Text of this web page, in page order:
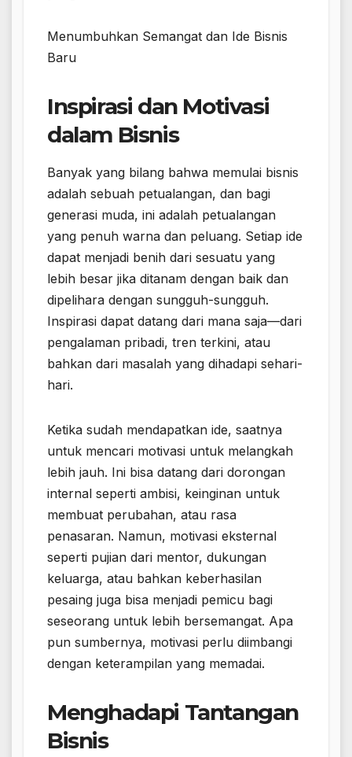
Menumbuhkan Semangat dan Ide Bisnis
Baru
Inspirasi dan Motivasi
dalam Bisnis
Banyak yang bilang bahwa memulai bisnis
adalah sebuah petualangan, dan bagi
generasi muda, ini adalah petualangan
yang penuh warna dan peluang. Setiap ide
dapat menjadi benih dari sesuatu yang
lebih besar jika ditanam dengan baik dan
dipelihara dengan sungguh-sungguh.
Inspirasi dapat datang dari mana saja—dari
pengalaman pribadi, tren terkini, atau
bahkan dari masalah yang dihadapi sehari-
hari.
Ketika sudah mendapatkan ide, saatnya
untuk mencari motivasi untuk melangkah
lebih jauh. Ini bisa datang dari dorongan
internal seperti ambisi, keinginan untuk
membuat perubahan, atau rasa
penasaran. Namun, motivasi eksternal
seperti pujian dari mentor, dukungan
keluarga, atau bahkan keberhasilan
pesaing juga bisa menjadi pemicu bagi
seseorang untuk lebih bersemangat. Apa
pun sumbernya, motivasi perlu diimbangi
dengan keterampilan yang memadai.
Menghadapi Tantangan
Bisnis